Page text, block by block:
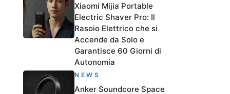
Xiaomi Mijia Portable
Electric Shaver Pro: Il
Rasoio Elettrico che si
Accende da Solo e
Garantisce 60 Giorni di
Autonomia
NEWS
Anker Soundcore Space